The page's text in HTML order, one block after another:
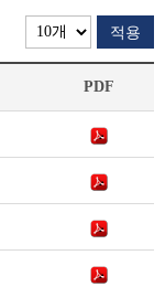
적용
PDF